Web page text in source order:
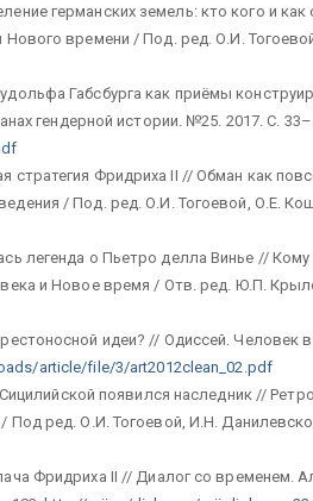
германских земель: кто кого и
Нового времени / Под. ред. О.И.
Габсбурга как приёмы
гендерной истории. №25. 2017. С.
Фридриха II // Обман как
/ Под. ред. О.И. Тогоевой, О.Е.
легенда о Пьетро делла Винье //
и Новое время / Отв. ред. Ю.П.
идеи? // Одиссей. Человек
article/file/3/art2012clean_02.pdf
появился наследник //
ред. О.И. Тогоевой, И.Н.
Фридриха II // Диалог со временем.